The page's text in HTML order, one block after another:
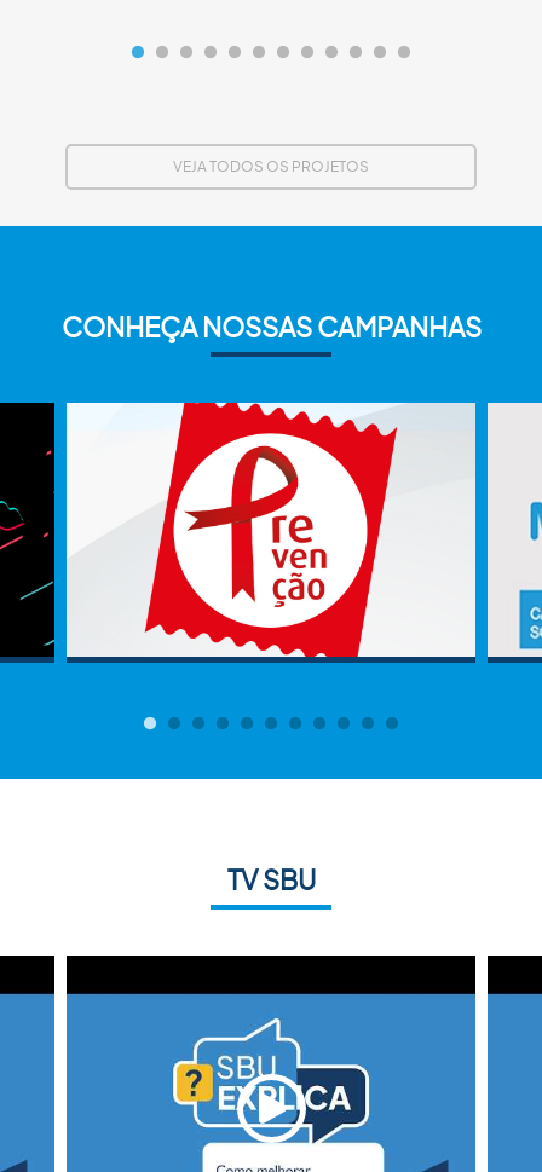
VEJA TODOS OS PROJETOS
CONHEÇA NOSSAS CAMPANHAS
TV SBU